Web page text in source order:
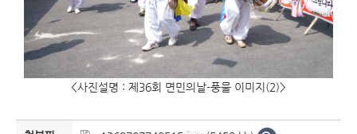
<사진설명 : 제36회 면민의날-풍물 이미지(2)>